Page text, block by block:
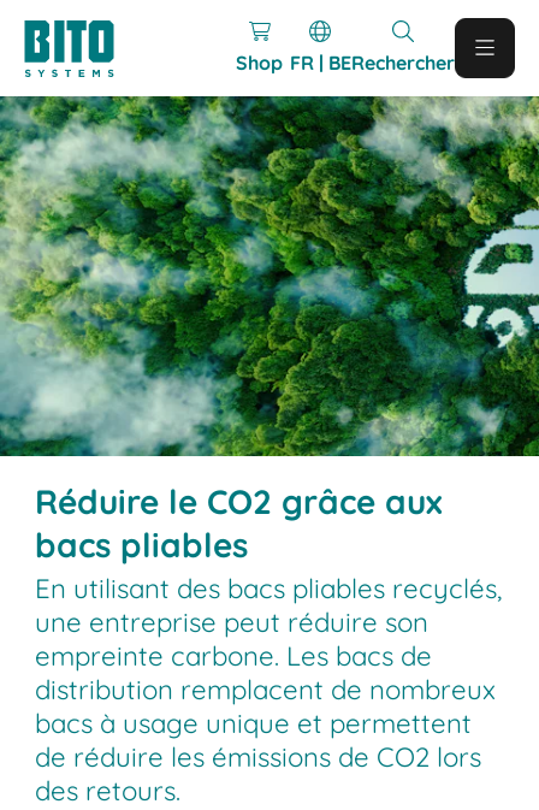
Shop FR | BERechercher
Réduire le CO2 grâce aux
bacs pliables
En utilisant des bacs pliables recyclés,
une entreprise peut réduire son
empreinte carbone. Les bacs de
distribution remplacent de nombreux
bacs à usage unique et permettent
de réduire les émissions de CO2 lors
des retours.